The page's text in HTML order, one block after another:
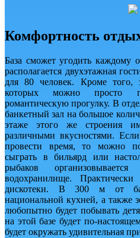
Комфортность
База сможет угодить каждому
располагается двухэтажная
для 80 человек. Кроме того,
которых можно просто
романтическую прогулку. В
банкетный зал на большое
этаже этого же строения
различными вкусностями.
провести время, то можно
сыграть в бильярд или
рыбаков
водохранилище.
дискотеки. В 300 м от
национальной кухней, а также
любопытно будет побывать
на этой базе будет по-
будет окружать удивительная